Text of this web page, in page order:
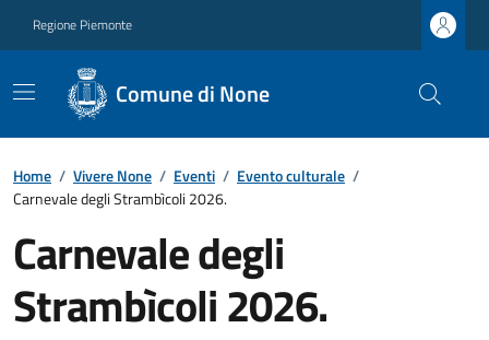
Regione Piemonte
Comune di None
Home / Vivere None / Eventi / Evento culturale /
Carnevale degli Strambìcoli 2026.
Carnevale degli
Strambìcoli 2026.